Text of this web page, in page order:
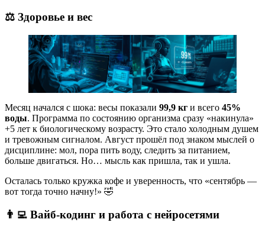
⚖️ Здоровье и вес
Месяц начался с шока: весы показали 99,9 кг и всего 45%
воды. Программа по состоянию организма сразу «накинула»
+5 лет к биологическому возрасту. Это стало холодным душем
и тревожным сигналом. Август прошёл под знаком мыслей о
дисциплине: мол, пора пить воду, следить за питанием,
больше двигаться. Но… мысль как пришла, так и ушла.
Осталась только кружка кофе и уверенность, что «сентябрь —
вот тогда точно начну!» 🤣
👨‍💻 Вайб-кодинг и работа с нейросетями